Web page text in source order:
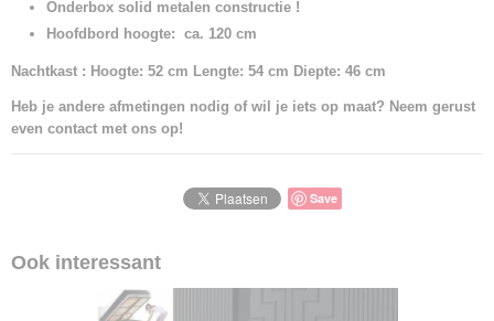
Onderbox solid metalen constructie !
Hoofdbord hoogte: ca. 120 cm
Nachtkast : Hoogte: 52 cm Lengte: 54 cm Diepte: 46 cm
Heb je andere afmetingen nodig of wil je iets op maat? Neem gerust
even contact met ons op!
Save
Ook interessant